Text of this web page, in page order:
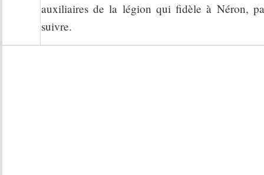
auxiliaires de la légion qui fidèle à Néron,
suivre.